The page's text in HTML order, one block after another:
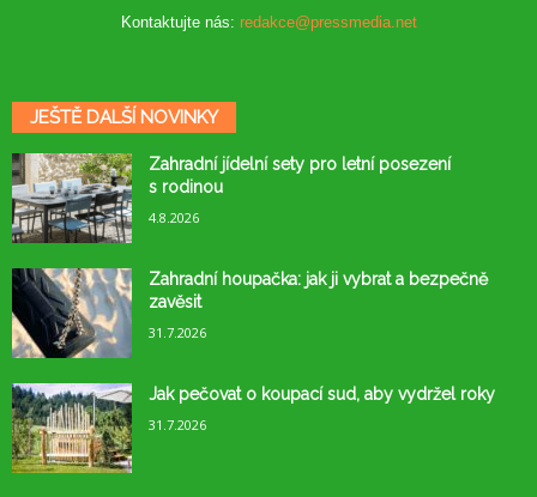
Kontaktujte nás: redakce@pressmedia.net
JEŠTĚ DALŠÍ NOVINKY
Zahradní jídelní sety pro letní posezení
s rodinou
4.8.2026
Zahradní houpačka: jak ji vybrat a bezpečně
zavěsit
31.7.2026
Jak pečovat o koupací sud, aby vydržel roky
31.7.2026